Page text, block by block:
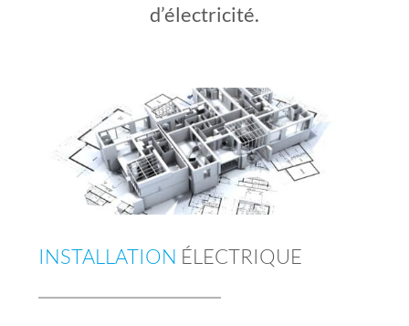
d’électricité.
INSTALLATION ÉLECTRIQUE